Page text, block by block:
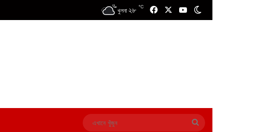
খুলনা ২৮ ℃ FacebookYouTube
এখানে